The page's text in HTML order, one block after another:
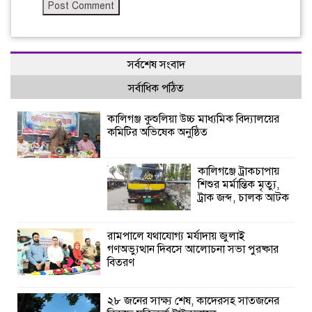
সর্বশেষ সংবাদ
সর্বাধিক পঠিত
কালিগঞ্জ কুশুলিয়া উচ্চ মাধ্যমিক বিদ্যালয়ের
কমিটির অভিষেক অনুষ্ঠিত
কালিগঞ্জে ট্রাকচাপায়
শিশুর মর্মান্তিক মৃত্যু,
ট্রাক জব্দ, চালক আটক
রামপালে যথাযোগ্য মর্যাদায় জুলাই
গণঅভ্যুত্থান দিবসে আলোচনা সভা পুরষ্কার
বিতরণ
২৮ জনের সাক্ষ্য শেষ, কাদেরসহ সাতজনের